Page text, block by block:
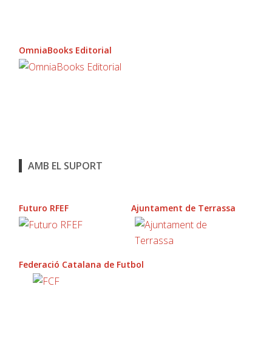
OmniaBooks Editorial
AMB EL SUPORT
Futuro RFEF Ajuntament de Terrassa
Federació Catalana de Futbol